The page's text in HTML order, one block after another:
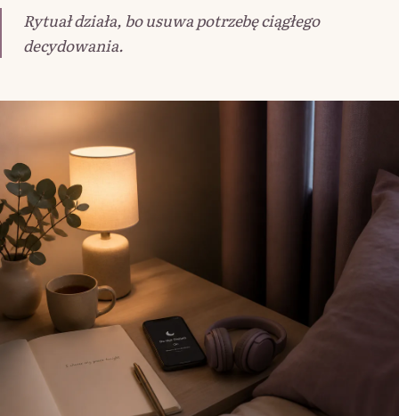
Rytuał działa, bo usuwa potrzebę ciągłego
decydowania.